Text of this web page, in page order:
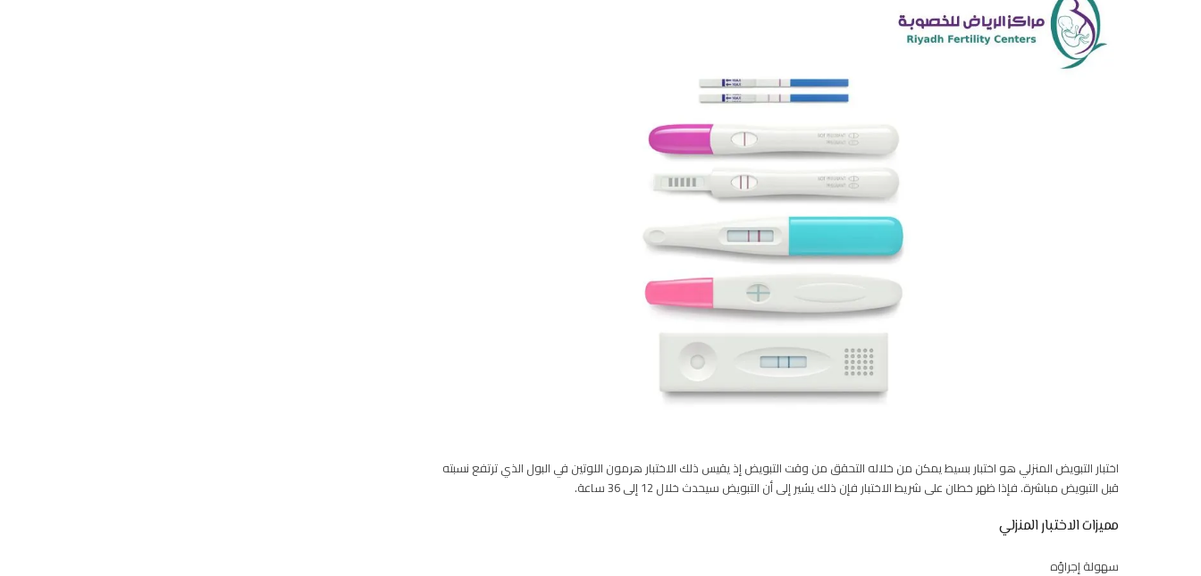
اختبار التبويض المنزلي هو اختبار بسيط يمكن من خلاله التحقق من وقت التبويض إذ يقيس ذلك الاختبار هرمون اللوتين في البول الذي ترتفع نسبته
قبل التبويض مباشرة. فإذا ظهر خطان على شريط الاختبار فإن ذلك يشير إلى أن التبويض سيحدث خلال 12 إلى 36 ساعة.
مميزات الاختبار المنزلي
سهولة إجراؤه